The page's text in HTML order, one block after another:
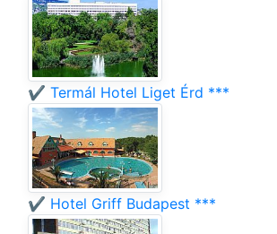
✔️ Termál Hotel Liget Érd ***
✔️ Hotel Griff Budapest ***